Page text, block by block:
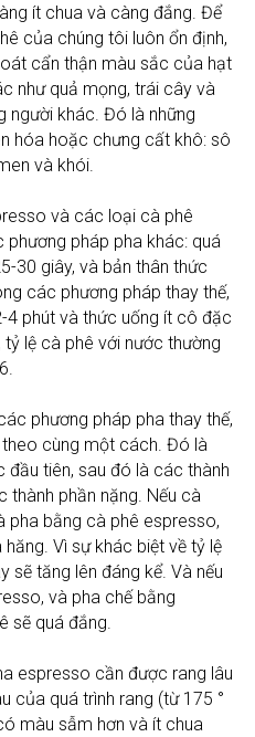
ít chua và càng đắng. Để
của chúng tôi luôn ổn định,
cẩn thận màu sắc của hạt
như quả mọng, trái cây và
người khác. Đó là những
hóa hoặc chưng cất khô: sô
và khói.
và các loại cà phê
pháp pha khác: quá
30 giây, và bản thân thức
các phương pháp thay thế,
4 phút và thức uống ít cô đặc
lệ cà phê với nước thường
phương pháp pha thay thế,
cùng một cách. Đó là
tiên, sau đó là các thành
thành phần nặng. Nếu cà
pha bằng cà phê espresso,
Vì sự khác biệt về tỷ lệ
sẽ tăng lên đáng kể. Và nếu
và pha chế bằng
sẽ quá đắng.
espresso cần được rang lâu
của quá trình rang (từ 175 °
màu sẫm hơn và ít chua